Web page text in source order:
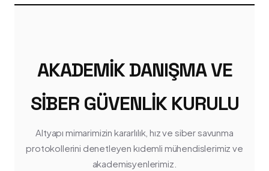
AKADEMIK DANIŞMA VE
SIBER GÜVENLIK KURULU
Altyapı mimarimizin kararlılık, hız ve siber savunma
protokollerini denetleyen kıdemli mühendislerimiz ve
akademisyenlerimiz.